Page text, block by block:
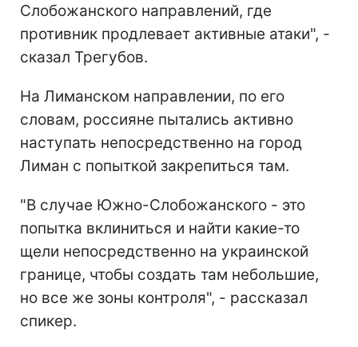
Слобожанского направлений, где
противник продлевает активные атаки", -
сказал Трегубов.
На Лиманском направлении, по его
словам, россияне пытались активно
наступать непосредственно на город
Лиман с попыткой закрепиться там.
"В случае Южно-Слобожанского - это
попытка вклиниться и найти какие-то
щели непосредственно на украинской
границе, чтобы создать там небольшие,
но все же зоны контроля", - рассказал
спикер.